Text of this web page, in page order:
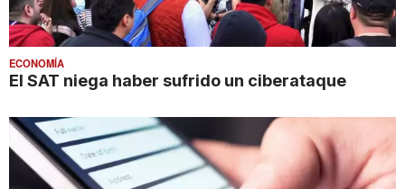
ECONOMÍA
El SAT niega haber sufrido un ciberataque